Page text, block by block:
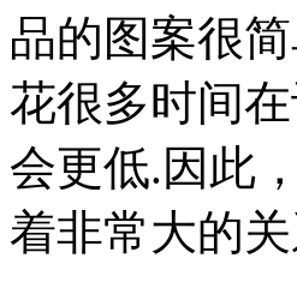
品的图案很
花很多时间
会更低.因此
着非常大的关